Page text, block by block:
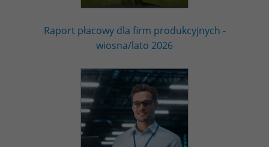
Raport płacowy dla firm produkcyjnych -
wiosna/lato 2026